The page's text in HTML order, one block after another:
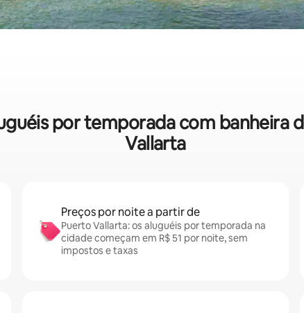
por temporada com banheira
Vallarta
Preços por noite a partir de
Puerto Vallarta: os aluguéis por temporada na
cidade começam em R$ 51 por noite, sem
impostos e taxas